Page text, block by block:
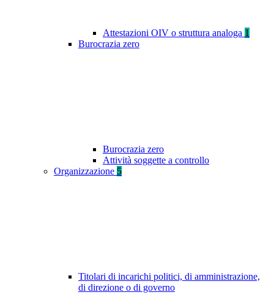
Attestazioni OIV o struttura analoga 1
Burocrazia zero
Burocrazia zero
Attività soggette a controllo
Organizzazione 5
Titolari di incarichi politici, di amministrazione,
di direzione o di governo